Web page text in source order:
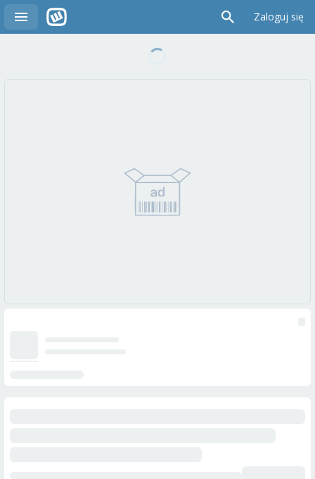
Zaloguj się